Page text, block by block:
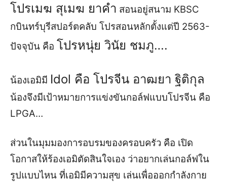
โปรเมฆ สุเมฆ ยาคำ สอนอยู่สนาม KBSC
กบินทร์บุรีสปอร์ตคลับ โปรสอนหลักตั้งแต่ปี 2563-
ปัจจุบัน คือ โปรหนุ่ย วินัย ชมภู….
น้องเอมิมี Idol คือ โปรจีน อาฒยา ฐิติกุล
น้องจึงมีเป้าหมายการแข่งขันกอล์ฟแบบโปรจีน คือ
LPGA…
ส่วนในมุมมองการอบรมของครอบครัว คือ เปิด
โอกาสให้ร้องเอมิตัดสินใจเอง ว่าอยากเล่นกอล์ฟใน
รูปแบบไหน ที่เอมิมีความสุข เล่นเพื่อออกกำลังกาย